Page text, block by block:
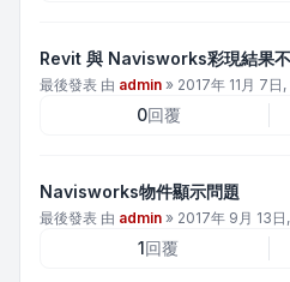
Revit 與 Navisworks彩現結果
最後發表 由 admin » 2017年 11月 7日
0回覆
Navisworks物件顯示問題
最後發表 由 admin » 2017年 9月 13日
1回覆